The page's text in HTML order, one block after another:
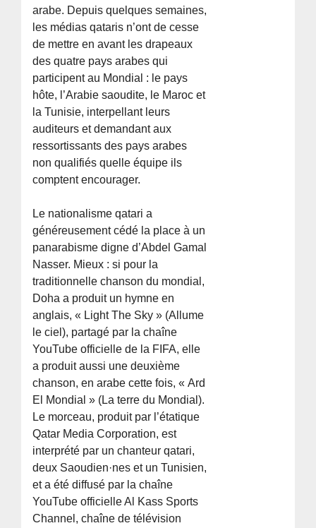
arabe. Depuis quelques semaines,
les médias qataris n’ont de cesse
de mettre en avant les drapeaux
des quatre pays arabes qui
participent au Mondial : le pays
hôte, l’Arabie saoudite, le Maroc et
la Tunisie, interpellant leurs
auditeurs et demandant aux
ressortissants des pays arabes
non qualifiés quelle équipe ils
comptent encourager.
Le nationalisme qatari a
généreusement cédé la place à un
panarabisme digne d’Abdel Gamal
Nasser. Mieux : si pour la
traditionnelle chanson du mondial,
Doha a produit un hymne en
anglais, « Light The Sky » (Allume
le ciel), partagé par la chaîne
YouTube officielle de la FIFA, elle
a produit aussi une deuxième
chanson, en arabe cette fois, « Ard
El Mondial » (La terre du Mondial).
Le morceau, produit par l’étatique
Qatar Media Corporation, est
interprété par un chanteur qatari,
deux Saoudien·nes et un Tunisien,
et a été diffusé par la chaîne
YouTube officielle Al Kass Sports
Channel, chaîne de télévision